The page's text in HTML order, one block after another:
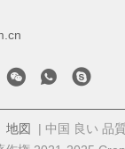
地図
| 中国 良い 品